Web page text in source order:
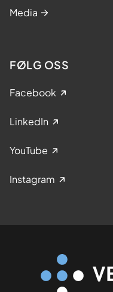
Media
FØLG OSS
Facebook
LinkedIn
YouTube
Instagram